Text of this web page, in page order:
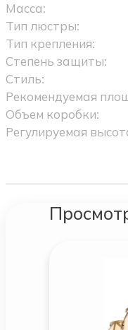
Масса:
Тип люстры:
Тип крепления:
Степень защиты:
Стиль:
Рекомендуемая
Объем коробки:
Регулируемая